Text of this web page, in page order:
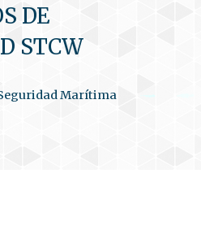
DE
STCW
Marítima